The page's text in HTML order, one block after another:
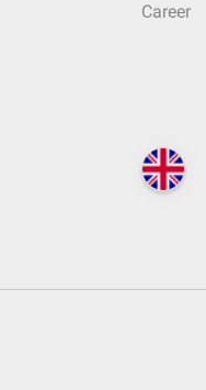
Career